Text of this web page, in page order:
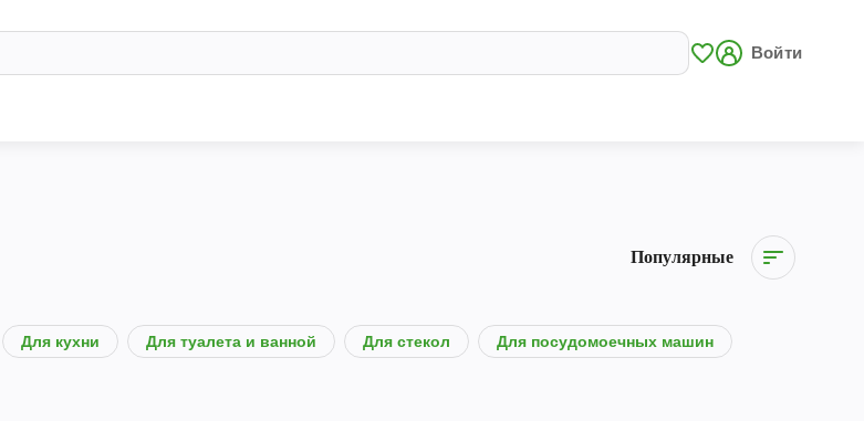
Войти
Популярные
Для кухни Для туалета и ванной Для стекол Для посудомоечных машин